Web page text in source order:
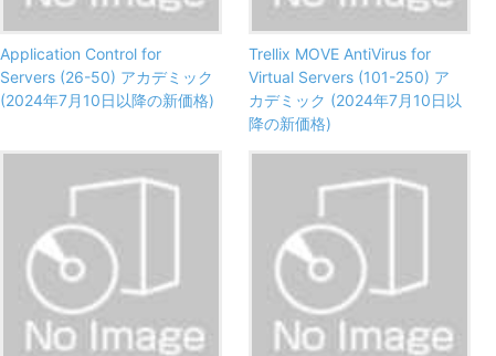
Application Control for
Servers (26-50) アカデミック
(2024年7月10日以降の新価格)
Trellix MOVE AntiVirus for
Virtual Servers (101-250) ア
カデミック (2024年7月10日以
降の新価格)